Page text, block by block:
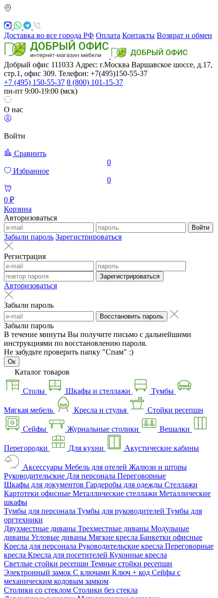
Доставка во все города РФ Оплата Контакты Возврат и обмен
Добрый офис 111033 Адрес: г.Москва Варшавское шоссе, д.17,
стр.1, офис 309. Телефон: +7(495)150-55-37
+7 (495) 150-55-37 8 (800) 101-15-37
пн-пт 9:00-19:00 (мск)
О нас
Войти
Сравнить
0
Избранное
0
0 ₽
Корзина
Авторизоваться
Войти
Забыли пароль Зарегистрироваться
Регистрация
Зарегистрироваться
Авторизоваться
Забыли пароль
Восстановить пароль
Забыли пароль
В течение минуты Вы получите письмо с дальнейшими
инструкциями по восстановлению пароля.
Не забудьте проверить папку "Спам" :)
Ок
Каталог товаров
Столы Шкафы и стеллажи Тумбы
Мягкая мебель Кресла и стулья Стойки ресепшн
Сейфы Журнальные столики Вешалки
Перегородки Для кухни Акустические кабины
Аксессуары Мебель для отелей Жалюзи и шторы
Руководительские Для персонала Переговорные
Шкафы для документов Гардеробы для одежды Стеллажи
Картотеки офисные Металлические стеллажи Металлические
шкафы
Тумбы для персонала Тумбы для руководителей Тумбы для
оргтехники
Двухместные диваны Трехместные диваны Модульные
диваны Угловые диваны Мягкие кресла Банкетки офисные
Кресла для персонала Руководительские кресла Переговорные
кресла Кресла для посетителей Кухонные кресла
Светлые стойки ресепшн Темные стойки ресепшн
Электронный замок С ключами Ключ + код Сейфы с
механическим кодовым замком
Столики со стеклом Столики без стекла